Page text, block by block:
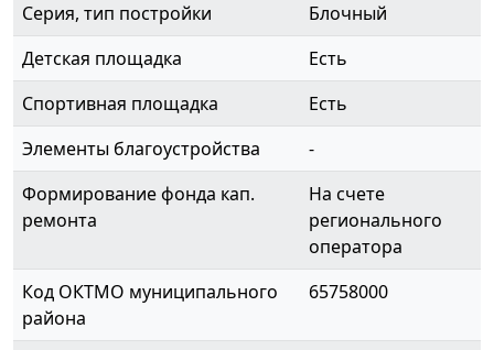
Серия, тип постройки
Блочный
Детская площадка
Есть
Спортивная площадка
Есть
Элементы благоустройства
-
Формирование фонда кап.
ремонта
На счете
регионального
оператора
Код ОКТМО муниципального
района
65758000